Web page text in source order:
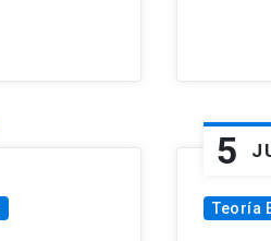
5
Teoría